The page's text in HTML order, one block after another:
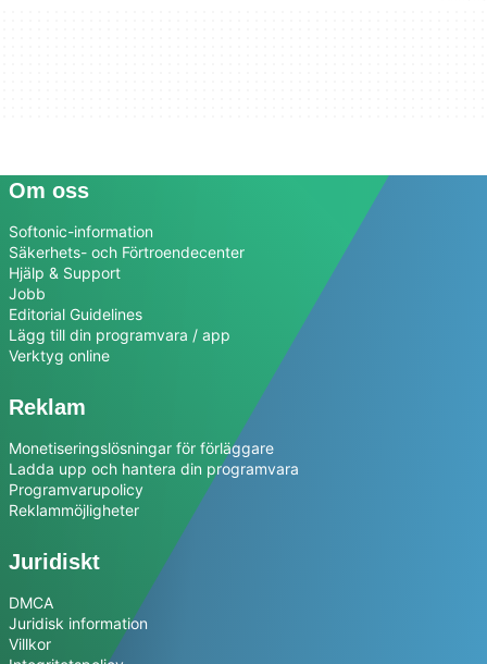
Om oss
Softonic-information
Säkerhets- och Förtroendecenter
Hjälp & Support
Jobb
Editorial Guidelines
Lägg till din programvara / app
Verktyg online
Reklam
Monetiseringslösningar för förläggare
Ladda upp och hantera din programvara
Programvarupolicy
Reklammöjligheter
Juridiskt
DMCA
Juridisk information
Villkor